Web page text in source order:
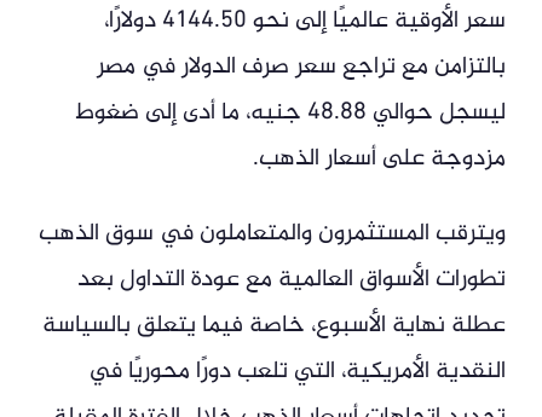
سعر الأوقية عالميًا إلى نحو 4144.50 دولارًا،
بالتزامن مع تراجع سعر صرف الدولار في مصر
ليسجل حوالي 48.88 جنيه، ما أدى إلى ضغوط
مزدوجة على أسعار الذهب.
ويترقب المستثمرون والمتعاملون في سوق الذهب
تطورات الأسواق العالمية مع عودة التداول بعد
عطلة نهاية الأسبوع، خاصة فيما يتعلق بالسياسة
النقدية الأمريكية، التي تلعب دورًا محوريًا في